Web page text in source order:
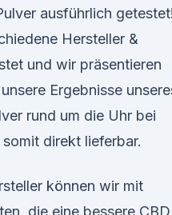
ausführlich getestet!
Hersteller &
und wir präsentieren
Ergebnisse
rund um die Uhr bei
direkt lieferbar.
können wir mit
die eine bessere CBD